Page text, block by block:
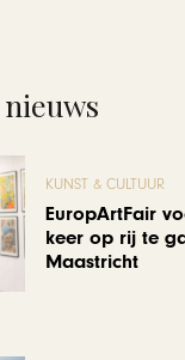
KUNST & CULTUUR
EuropArtFair
keer op rij te
Maastricht